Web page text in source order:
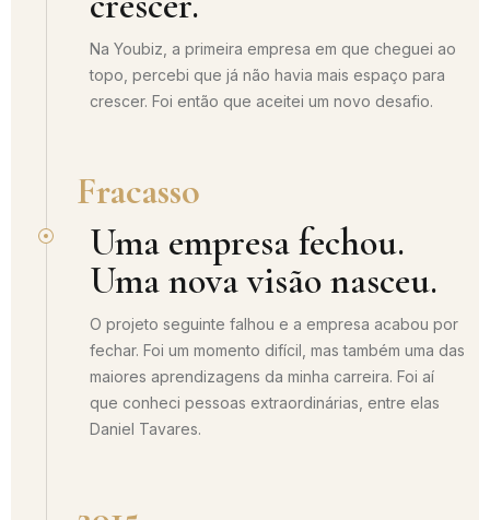
Na Youbiz, a primeira empresa em que cheguei ao
topo, percebi que já não havia mais espaço para
crescer. Foi então que aceitei um novo desafio.
Fracasso
Uma empresa fechou.
Uma nova visão nasceu.
O projeto seguinte falhou e a empresa acabou por
fechar. Foi um momento difícil, mas também uma das
maiores aprendizagens da minha carreira. Foi aí
que conheci pessoas extraordinárias, entre elas
Daniel Tavares.